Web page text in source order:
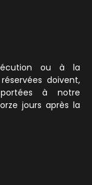
ou à la
doivent,
à notre
jours après la